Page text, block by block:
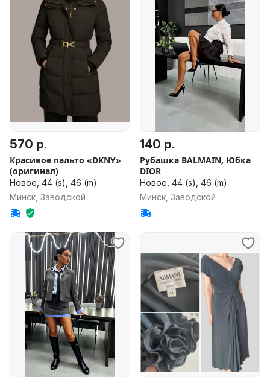
570 р.
Красивое пальто «DKNY»
(оригинал)
Новое, 44 (s), 46 (m)
Минск, Заводской
140 р.
Рубашка BALMAIN, Юбка
DIOR
Новое, 44 (s), 46 (m)
Минск, Заводской